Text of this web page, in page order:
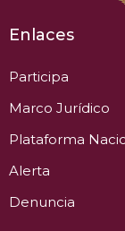
Enlaces
Participa
Marco Jurídico
Plataforma
Alerta
Denuncia